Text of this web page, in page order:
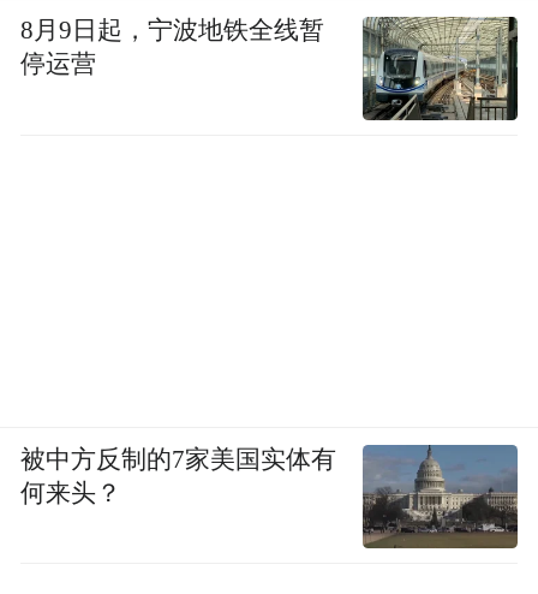
8月9日起，宁波地铁全线暂
停运营
被中方反制的7家美国实体有
何来头？